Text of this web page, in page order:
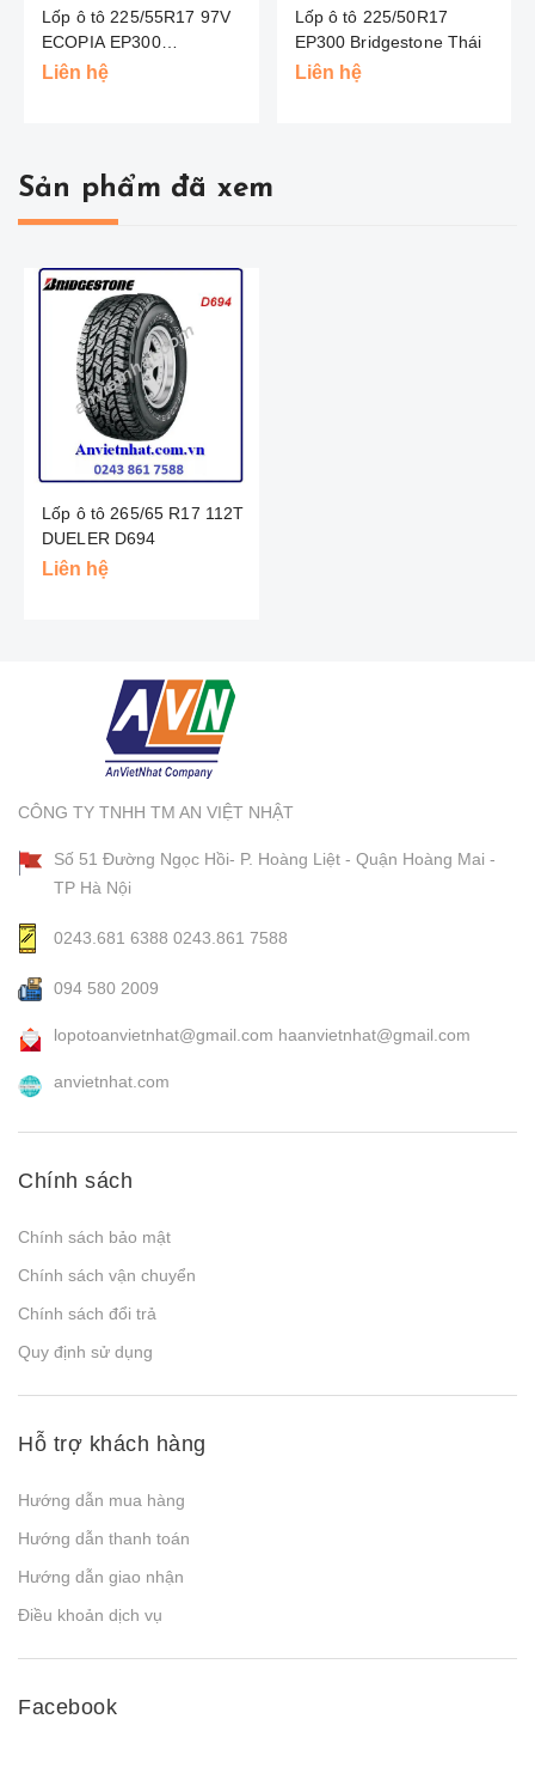
Lốp ô tô 225/55R17 97V
ECOPIA EP300
BRIDGESTONE - THÁI
Liên hệ
Lốp ô tô 225/50R17
EP300 Bridgestone Thái
Liên hệ
Sản phẩm đã xem
Lốp ô tô 265/65 R17 112T
DUELER D694
BRIDGESTONE - NHẬT
Liên hệ
CÔNG TY TNHH TM AN VIỆT NHẬT
Số 51 Đường Ngọc Hồi- P. Hoàng Liệt - Quận Hoàng Mai -
TP Hà Nội
0243.681 6388 0243.861 7588
094 580 2009
lopotoanvietnhat@gmail.com haanvietnhat@gmail.com
anvietnhat.com
Chính sách
Chính sách bảo mật
Chính sách vận chuyển
Chính sách đổi trả
Quy định sử dụng
Hỗ trợ khách hàng
Hướng dẫn mua hàng
Hướng dẫn thanh toán
Hướng dẫn giao nhận
Điều khoản dịch vụ
Facebook